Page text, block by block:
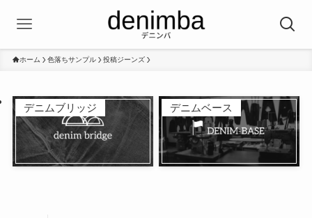
ホーム 色落ちサンプル 投稿ジーンズ
デニムブリッジ デニムベース